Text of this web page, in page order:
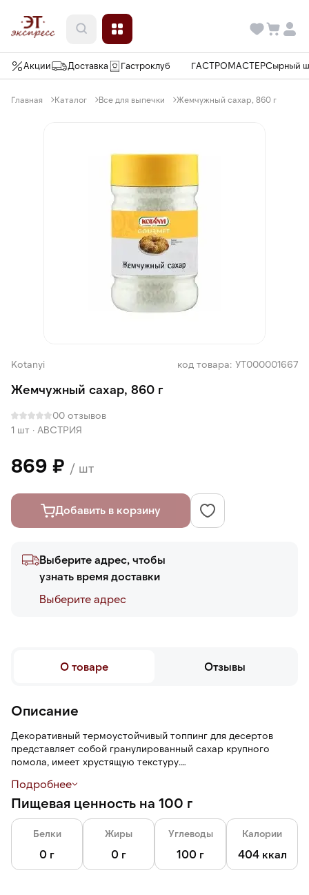
Акции Доставка Гастроклуб ГАСТРОМАСТЕРСырный
Главная Каталог Все для выпечки Жемчужный сахар, 860 г
Kotanyi код товара: УТ000001667
Жемчужный сахар, 860 г
00 отзывов
1 шт · АВСТРИЯ
869 ₽ / шт
Добавить в корзину
Выберите адрес, чтобы
узнать время доставки
Выберите адреc
О товаре Отзывы
Описание
Декоративный термоустойчивый топпинг для десертов
представляет собой гранулированный сахар крупного
помола, имеет хрустящую текстуру.
Сахар подходит для украшения десертов, особенно
выпечки из дрожжевого или песочного теста.
Банка из переработанного пластика удобна в
транспортировке и хранении.
Подробнее
Пищевая ценность на 100 г
Белки
0 г
Жиры
0 г
Углеводы
100 г
Калории
404 ккал